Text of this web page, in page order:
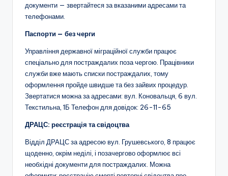
документи — звертайтеся за вказаними адресами та
телефонами.
Паспорти — без черги
Управління державної міграційної служби працює
спеціально для постраждалих поза чергою. Працівники
служби вже мають списки постраждалих, тому
оформлення пройде швидше та без зайвих процедур.
Звертатися можна за адресами: вул. Коновальця, 6 вул.
Текстильна, 1Б Телефон для довідок: 26-11-65
ДРАЦС: реєстрація та свідоцтва
Відділ ДРАЦС за адресою вул. Грушевського, 8 працює
щоденно, окрім неділі, і позачергово оформлює всі
необхідні документи для постраждалих. Можна